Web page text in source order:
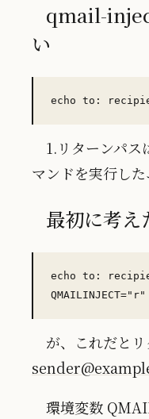
qmail-
い
1.リターンパス
マンドを実行した
最初に考え
echo to:
が、これだと
環境変数